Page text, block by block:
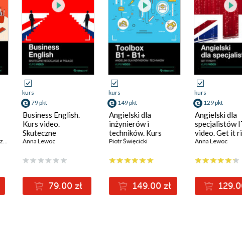
Magdalena Małek-Andrzejowska ,Anna Lewoc
kurs
79 pkt
Business English.
Kurs video.
Skuteczne
negocjacje w pigułce
Anna Lewoc
79.00 zł
kurs
149 pkt
Angielski dla
inżynierów i
techników. Kurs
video. Toolbox B1 -
Piotr Święcicki
149.00 zł
kurs
129 pkt
Angielski dla
specjalistów
video. Get it
Anna Lewoc